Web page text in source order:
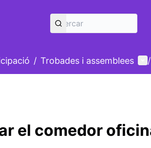
/ Trobades i assemblees /
el comedor